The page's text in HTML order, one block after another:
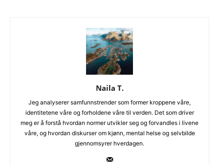
Naila T.
Jeg analyserer samfunnstrender som former kroppene våre,
identitetene våre og forholdene våre til verden. Det som driver
meg er å forstå hvordan normer utvikler seg og forvandles i livene
våre, og hvordan diskurser om kjønn, mental helse og selvbilde
gjennomsyrer hverdagen.